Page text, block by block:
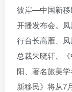
彼岸—中国新移
开播发布会。
行台长高雁、
总裁朱晓轩、
阳、著名旅美
新移民》将从7